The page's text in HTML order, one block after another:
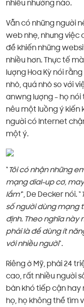
nhiều nhường nào.
Vẫn có những người
web nhẹ, nhưng việc
để khiến những
nhiều hơn. Thực tế
lượng Hoa Kỳ nói
nhỏ, quá nhỏ so với
anwng lượng – họ
nêu một luồng ý kiến
người có Internet
một ý.
“ Tôi có nhận những
mạng dial-up cơ,
lắm’“, De Decker nói. “
số người dùng mạng
định. Theo nghĩa này
phải là để dùng ít
với nhiều người“.
Riêng ở Mỹ, phải 24
cao, rất nhiều người
bản khó tiếp cận hay
họ, họ không thể tìm